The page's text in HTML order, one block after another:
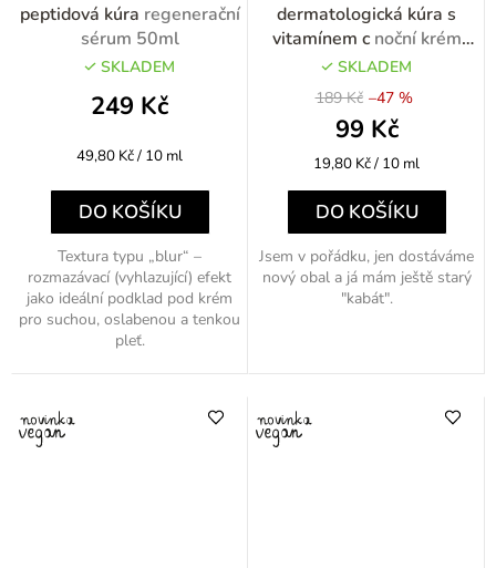
peptidová kúra regenerační
sérum 50ml
SKLADEM
249 Kč
Měrná
49,80 Kč / 10 ml
DO KOŠÍKU
Textura typu „blur“ –
rozmazávací (vyhlazující) efekt
jako ideální podklad pod krém
pro suchou, oslabenou a tenkou
pleť.
dermatologická kúra s
vitamínem c noční krém
regenerační s vitamínem C
50ml - výprodej
SKLADEM
189 Kč
99 Kč
–47 %
Měrná
19,80 Kč / 10 ml
DO KOŠÍKU
Jsem v pořádku, jen dostáváme
nový obal a já mám ještě starý
"kabát".